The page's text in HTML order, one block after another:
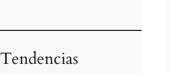
Tendencias